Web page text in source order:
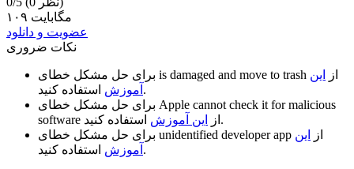
۱۰۹ مگابایت
عضویت و دانلود
نکات ضروری
is damaged and move to trash از
این
آموزش استفاده کنید.
Apple cannot check it for malicious
software
از این آموزش
استفاده کنید.
unidentified developer app از
این
آموزش استفاده کنید.